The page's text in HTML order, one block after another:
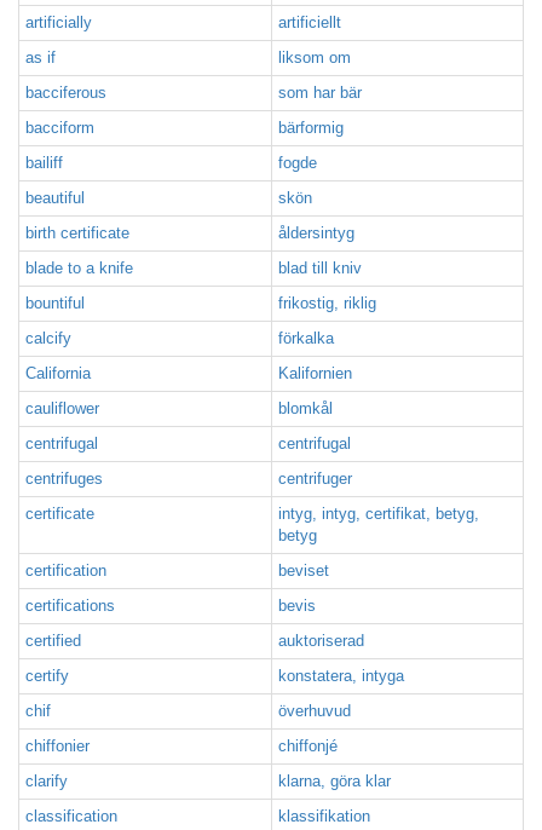
artificially
artificiellt
as if
liksom om
bacciferous
som har bär
bacciform
bärformig
bailiff
fogde
beautiful
skön
birth certificate
åldersintyg
blade to a knife
blad till kniv
bountiful
frikostig, riklig
calcify
förkalka
California
Kalifornien
cauliflower
blomkål
centrifugal
centrifugal
centrifuges
centrifuger
certificate
intyg, intyg, certifikat, betyg,
betyg
certification
beviset
certifications
bevis
certified
auktoriserad
certify
konstatera, intyga
chif
överhuvud
chiffonier
chiffonjé
clarify
klarna, göra klar
classification
klassifikation